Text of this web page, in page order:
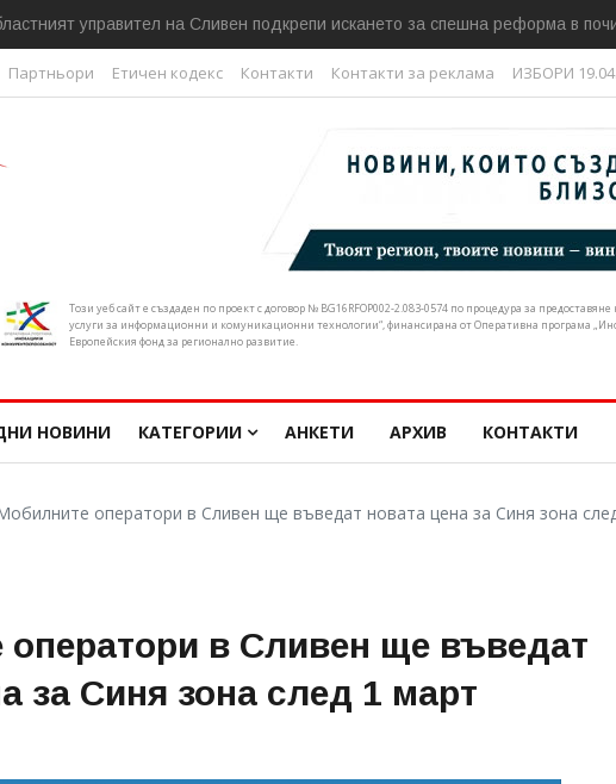
управител на Сливен подкрепи искането за спешна реформа в
Партньори Етичен кодекс Контакти Контакти за реклама ИЗБОРИ
Този уеб сайт е създаден по проект с договор № BG16RFOP002-2.083-0574 по процедура за
услуги за информационни и комуникационни технологии“, финансирана от Оперативна програма
Европейския фонд за регионално развитие.
НОВИНИ КАТЕГОРИИ АНКЕТИ АРХИВ КОНТАКТИ
оператори в Сливен ще въведат новата цена за Синя зона
оператори в Сливен ще въведат
за Синя зона след 1 март